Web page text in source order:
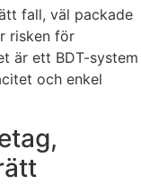
fall, väl packade
risken för
är ett BDT-system
och enkel